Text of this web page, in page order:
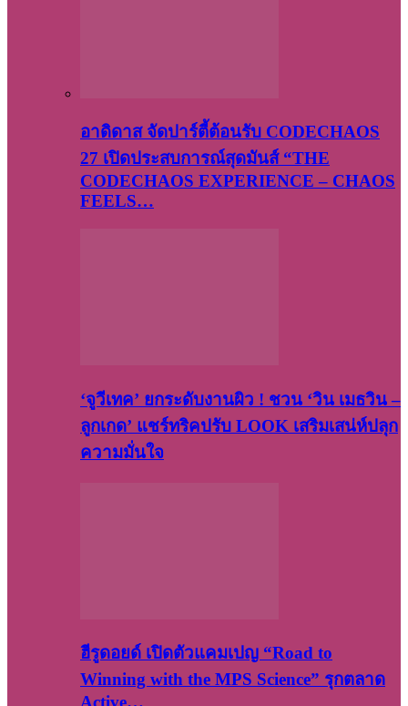
อาดิดาส จัดปาร์ตี้ต้อนรับ CODECHAOS
27 เปิดประสบการณ์สุดมันส์ “THE
CODECHAOS EXPERIENCE – CHAOS
FEELS…
‘จูวีเทค’ ยกระดับงานผิว ! ชวน ‘วิน เมธวิน –
ลูกเกด’ แชร์ทริคปรับ LOOK เสริมเสน่ห์ปลุก
ความมั่นใจ
ฮีรูดอยด์ เปิดตัวแคมเปญ “Road to
Winning with the MPS Science” รุกตลาด